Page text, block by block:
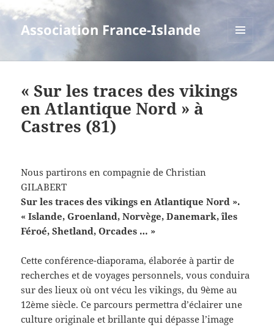
Association France-Islande
« Sur les traces des vikings
en Atlantique Nord » à
Castres (81)
Nous partirons en compagnie de Christian
GILABERT
Sur les traces des vikings en Atlantique Nord ».
« Islande, Groenland, Norvège, Danemark, îles
Féroé, Shetland, Orcades … »
Cette conférence-diaporama, élaborée à partir de
recherches et de voyages personnels, vous conduira
sur des lieux où ont vécu les vikings, du 9ème au
12ème siècle. Ce parcours permettra d’éclairer une
culture originale et brillante qui dépasse l’image